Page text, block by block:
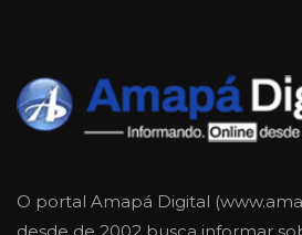
O portal Amapá Digital